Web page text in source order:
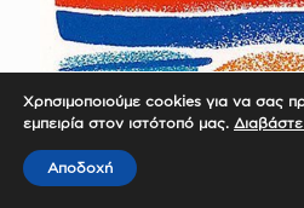
Χρησιμοποιούμε cookies για να σας
εμπειρία στον ιστότοπό μας.
Αποδοχή